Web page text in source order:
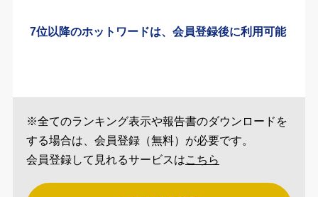
7位以降のホットワードは、会員登録後に利用可能
※全てのランキング表示や報告書のダウンロードを
する場合は、会員登録（無料）が必要です。
会員登録して見れるサービスはこちら